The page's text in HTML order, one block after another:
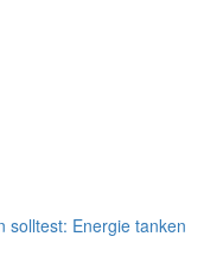
solltest: Energie tanken